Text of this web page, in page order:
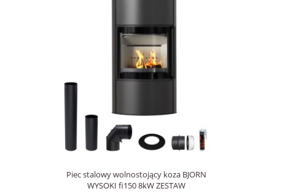
Piec stalowy wolnostojący koza BJORN
WYSOKI fi150 8kW ZESTAW